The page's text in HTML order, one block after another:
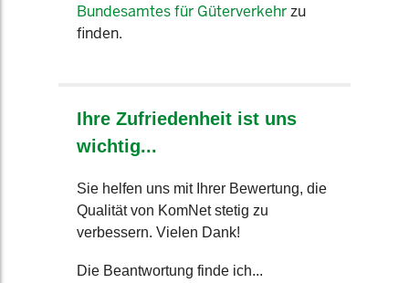
Bundesamtes für Güterverkehrzu
finden.